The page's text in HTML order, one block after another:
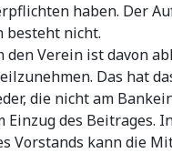
haben. Der
besteht nicht.
den Verein ist davon
Das hat
die nicht am
Einzug des Beitrages.
Vorstands kann die